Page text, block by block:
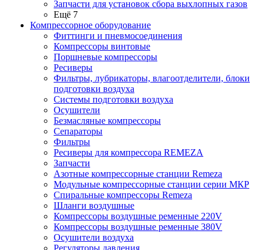
Запчасти для установок сбора выхлопных газов
Ещё 7
Компрессорное оборудование
Фиттинги и пневмосоединения
Компрессоры винтовые
Поршневые компрессоры
Ресиверы
Фильтры, лубрикаторы, влагоотделители, блоки
подготовки воздуха
Системы подготовки воздуха
Осушители
Безмасляные компрессоры
Сепараторы
Фильтры
Ресиверы для компрессора REMEZA
Запчасти
Азотные компрессорные станции Remeza
Модульные компрессорные станции серии МКР
Спиральные компрессоры Remeza
Шланги воздушные
Компрессоры воздушные ременные 220V
Компрессоры воздушные ременные 380V
Осушители воздуха
Регуляторы давления